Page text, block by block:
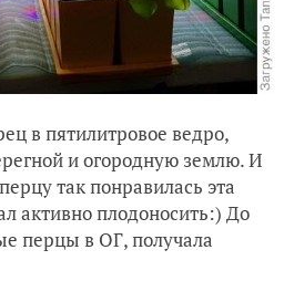
в пятилитровое ведро,
и огородную землю. И
так понравилась эта
активно плодоносить:) До
перцы в ОГ, получала